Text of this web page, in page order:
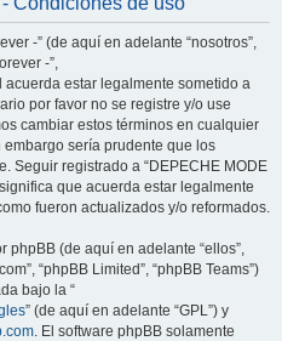
-” (de aquí en adelante “nosotros”,
-”,
acuerda estar legalmente sometido a
por favor no se registre y/o use
cambiar estos términos en cualquier
sería prudente que los
Seguir registrado a “DEPECHE MODE
que acuerda estar legalmente
fueron actualizados y/o reformados.
phpBB (de aquí en adelante “ellos”,
“phpBB Limited”, “phpBB Teams”)
bajo la “
” (de aquí en adelante “GPL”) y
. El software phpBB solamente